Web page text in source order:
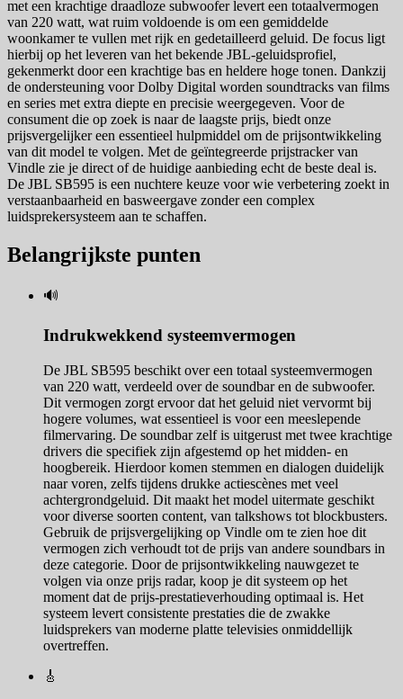
met een krachtige draadloze subwoofer levert een totaalvermogen
van 220 watt, wat ruim voldoende is om een gemiddelde
woonkamer te vullen met rijk en gedetailleerd geluid. De focus ligt
hierbij op het leveren van het bekende JBL-geluidsprofiel,
gekenmerkt door een krachtige bas en heldere hoge tonen. Dankzij
de ondersteuning voor Dolby Digital worden soundtracks van films
en series met extra diepte en precisie weergegeven. Voor de
consument die op zoek is naar de laagste prijs, biedt onze
prijsvergelijker een essentieel hulpmiddel om de prijsontwikkeling
van dit model te volgen. Met de geïntegreerde prijstracker van
Vindle zie je direct of de huidige aanbieding echt de beste deal is.
De JBL SB595 is een nuchtere keuze voor wie verbetering zoekt in
verstaanbaarheid en basweergave zonder een complex
luidsprekersysteem aan te schaffen.
Belangrijkste punten
🔊
Indrukwekkend systeemvermogen
De JBL SB595 beschikt over een totaal systeemvermogen
van 220 watt, verdeeld over de soundbar en de subwoofer.
Dit vermogen zorgt ervoor dat het geluid niet vervormt bij
hogere volumes, wat essentieel is voor een meeslepende
filmervaring. De soundbar zelf is uitgerust met twee krachtige
drivers die specifiek zijn afgestemd op het midden- en
hoogbereik. Hierdoor komen stemmen en dialogen duidelijk
naar voren, zelfs tijdens drukke actiescènes met veel
achtergrondgeluid. Dit maakt het model uitermate geschikt
voor diverse soorten content, van talkshows tot blockbusters.
Gebruik de prijsvergelijking op Vindle om te zien hoe dit
vermogen zich verhoudt tot de prijs van andere soundbars in
deze categorie. Door de prijsontwikkeling nauwgezet te
volgen via onze prijs radar, koop je dit systeem op het
moment dat de prijs-prestatieverhouding optimaal is. Het
systeem levert consistente prestaties die de zwakke
luidsprekers van moderne platte televisies onmiddellijk
overtreffen.
🎸